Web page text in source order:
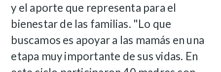
y el aporte que representa para el
bienestar de las familias. "Lo que
buscamos es apoyar a las mamás en una
etapa muy importante de sus vidas. En